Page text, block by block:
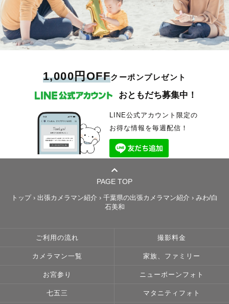
1,000円OFFクーポンプレゼント
おともだち募集中！
LINE公式アカウント限定の
お得な情報を毎週配信！
PAGE TOP
トップ› 出張カメラマン紹介 › 千葉県の出張カメラマン紹介 › みわ/白
石美和
ご利用の流れ 撮影料金
カメラマン一覧 家族、ファミリー
お宮参り ニューボーンフォト
七五三 マタニティフォト